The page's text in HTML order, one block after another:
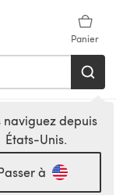
Panier
naviguez depuis
États-Unis.
à